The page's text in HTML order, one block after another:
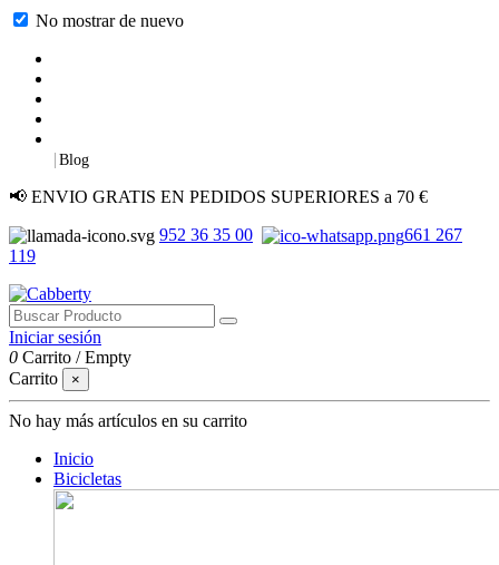
No mostrar de nuevo
|Blog
📢 ENVIO GRATIS EN PEDIDOS SUPERIORES a 70 €
952 36 35 00
661 267
119
Iniciar sesión
0 Carrito /Empty
Carrito
×
No hay más artículos en su carrito
Inicio
Bicicletas